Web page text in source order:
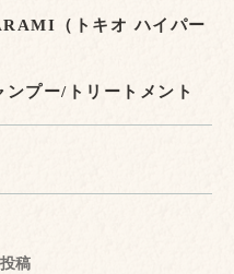
（トキオ ハイパー
プー/トリートメント
稿